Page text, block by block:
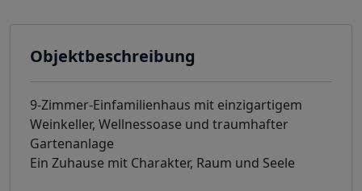
Objektbeschreibung
9-Zimmer-Einfamilienhaus mit einzigartigem
Weinkeller, Wellnessoase und traumhafter
Gartenanlage
Ein Zuhause mit Charakter, Raum und Seele